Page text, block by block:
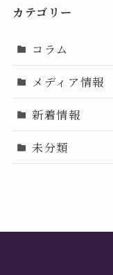
カテゴリー
コラム
メディア情報
新着情報
未分類